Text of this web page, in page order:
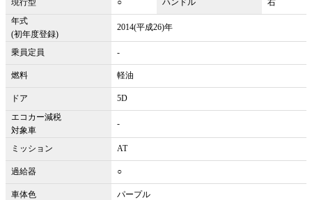
現行型 ○ ハンドル
右
年式
(初年度登録)
2014(平成26)年
乗員定員 -
燃料 軽油
ドア
5D
エコカー減税
対象車
-
ミッション AT
過給器 ○
車体色 パープル